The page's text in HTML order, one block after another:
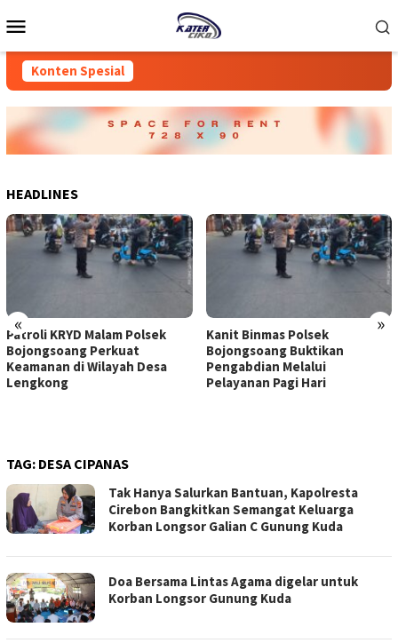
ke
Mobile
Konten Spesial
HEADLINES
« »
Patroli KRYD Malam Polsek
Bojongsoang Perkuat
Keamanan di Wilayah Desa
Lengkong
Kanit Binmas Polsek
Bojongsoang Buktikan
Pengabdian Melalui
Pelayanan Pagi Hari
TAG: DESA CIPANAS
Tak Hanya Salurkan Bantuan, Kapolresta
Cirebon Bangkitkan Semangat Keluarga
Korban Longsor Galian C Gunung Kuda
Doa Bersama Lintas Agama digelar untuk
Korban Longsor Gunung Kuda